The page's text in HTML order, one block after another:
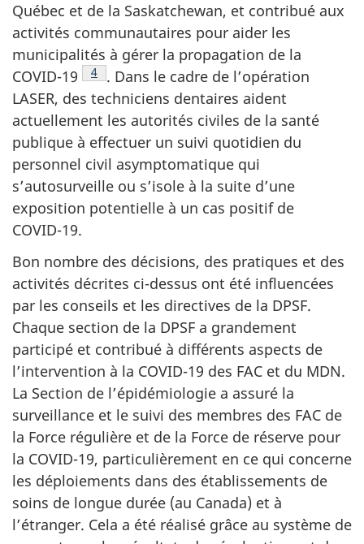
Québec et de la Saskatchewan, et contribué aux
activités communautaires pour aider les
municipalités à gérer la propagation de la
COVID-19
Note de bas de page
4 . Dans le cadre de l’opération
LASER, des techniciens dentaires aident
actuellement les autorités civiles de la santé
publique à effectuer un suivi quotidien du
personnel civil asymptomatique qui
s’autosurveille ou s’isole à la suite d’une
exposition potentielle à un cas positif de
COVID-19.
Bon nombre des décisions, des pratiques et des
activités décrites ci-dessus ont été influencées
par les conseils et les directives de la DPSF.
Chaque section de la DPSF a grandement
participé et contribué à différents aspects de
l’intervention à la COVID-19 des FAC et du MDN.
La Section de l’épidémiologie a assuré la
surveillance et le suivi des membres des FAC de
la Force régulière et de la Force de réserve pour
la COVID-19, particulièrement en ce qui concerne
les déploiements dans des établissements de
soins de longue durée (au Canada) et à
l’étranger. Cela a été réalisé grâce au système de